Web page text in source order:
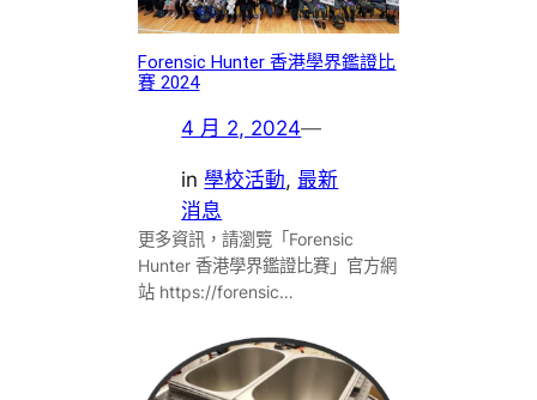
Forensic Hunter 香港學界鑑證比
賽 2024
4 月 2, 2024—
in學校活動, 最新
消息
更多資訊，請瀏覽「Forensic
Hunter 香港學界鑑證比賽」官方網
站 https://forensic…